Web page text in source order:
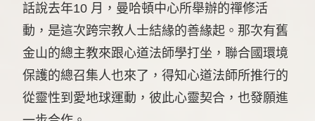
話說去年10 月，曼哈頓中心所舉辦的禪修活
動，是這次跨宗教人士結緣的善緣起。那次有舊
金山的總主教來跟心道法師學打坐，聯合國環境
保護的總召集人也來了，得知心道法師所推行的
從靈性到愛地球運動，彼此心靈契合，也發願進